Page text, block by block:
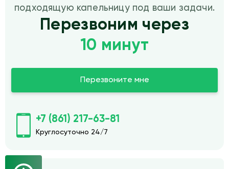
подходящую капельницу под ваши задачи.
Перезвоним через
10 минут
Перезвоните мне
+7 (861) 217-63-81
Круглосуточно 24/7